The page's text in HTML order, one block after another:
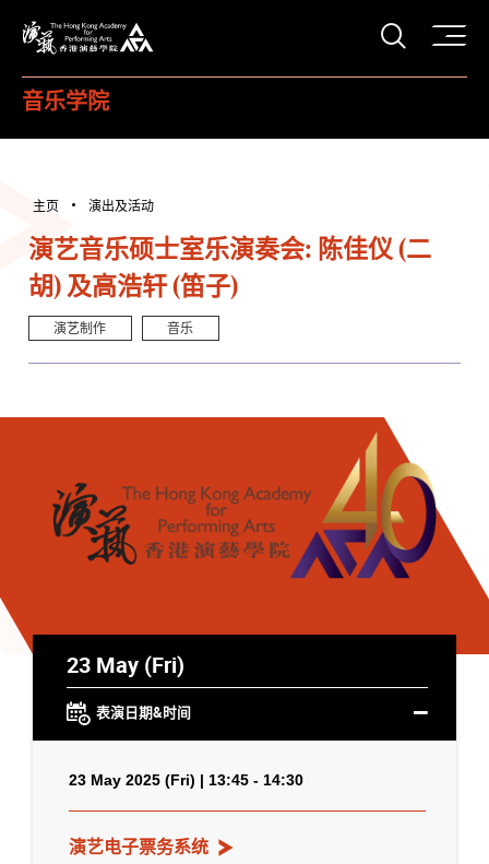
打开
音乐学院
主页 演出及活动
演艺音乐硕士室乐演奏会: 陈佳仪 (二
胡) 及高浩轩 (笛子)
演艺制作 音乐
23 May (Fri)
表演日期&时间
23 May 2025 (Fri) | 13:45 - 14:30
演艺电子票务系统